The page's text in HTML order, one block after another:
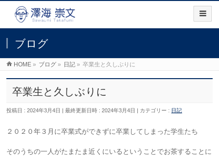
ブログ
HOME » ブログ » 日記 » 卒業生と久しぶりに
卒業生と久しぶりに
投稿日 : 2024年3月4日 最終更新日時 : 2024年3月4日 カテゴリー : 日記
２０２０年３月に卒業式ができずに卒業してしまった学生たち
そのうちの一人がたまたま近くにいるということでお茶することに